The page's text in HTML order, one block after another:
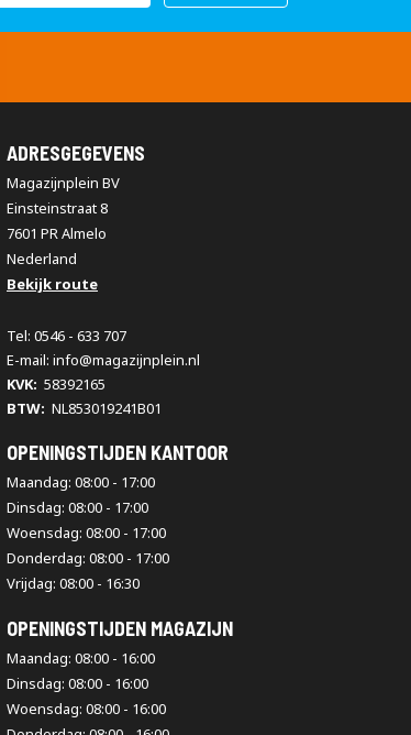
ADRESGEGEVENS
Magazijnplein BV
Einsteinstraat 8
7601 PR Almelo
Nederland
Bekijk route
Tel: 0546 - 633 707
E-mail: info@magazijnplein.nl
KVK: 58392165
BTW: NL853019241B01
OPENINGSTIJDEN KANTOOR
Maandag: 08:00 - 17:00
Dinsdag: 08:00 - 17:00
Woensdag: 08:00 - 17:00
Donderdag: 08:00 - 17:00
Vrijdag: 08:00 - 16:30
OPENINGSTIJDEN MAGAZIJN
Maandag: 08:00 - 16:00
Dinsdag: 08:00 - 16:00
Woensdag: 08:00 - 16:00